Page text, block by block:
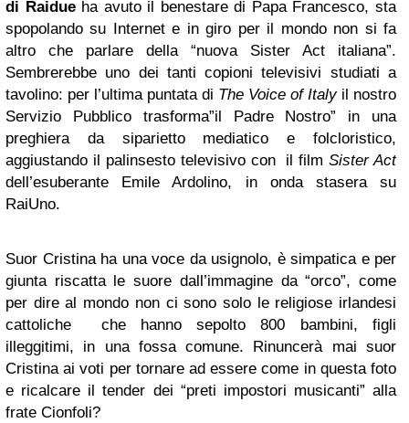
di Raidueha avuto il benestare di Papa Francesco, sta
spopolando su Internet e in giro per il mondo non si fa
altro che parlare della “nuova Sister Act italiana”.
Sembrerebbe uno dei tanti copioni televisivi studiati a
tavolino: per l’ultima puntata di The Voice of Italyil nostro
Servizio Pubblico trasforma”il Padre Nostro” in una
preghiera da siparietto mediatico e folcloristico,
aggiustando il palinsesto televisivo con il film Sister Act
dell’esuberante Emile Ardolino, in onda stasera su
RaiUno.
Suor Cristina ha una voce da usignolo, è simpatica e per
giunta riscatta le suore dall’immagine da “orco”, come
per dire al mondo non ci sono solo le religiose irlandesi
cattoliche che hanno sepolto 800 bambini, figli
illeggitimi, in una fossa comune. Rinuncerà mai suor
Cristina ai voti per tornare ad essere come in questa foto
e ricalcare il tender dei “preti impostori musicanti” alla
frate Cionfoli?